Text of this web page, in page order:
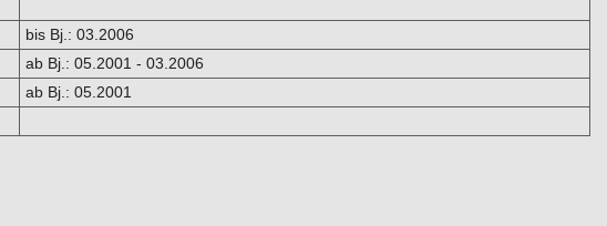
bis Bj.: 03.2006
ab Bj.: 05.2001 - 03.2006
ab Bj.: 05.2001